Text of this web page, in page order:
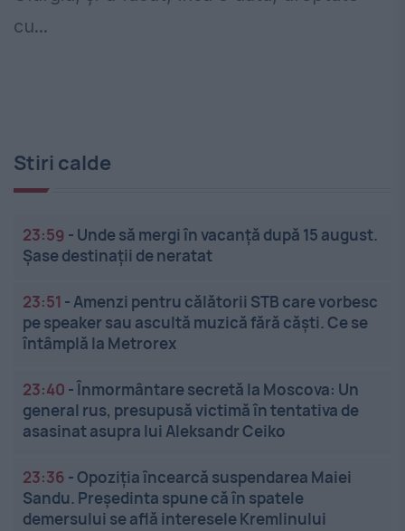
cu...
Stiri calde
23:59 - Unde să mergi în vacanță după 15 august.
Șase destinații de neratat
23:51 -Amenzi pentru călătorii STB care vorbesc
pe speaker sau ascultă muzică fără căști. Ce se
întâmplă la Metrorex
23:40 -Înmormântare secretă la Moscova: Un
general rus, presupusă victimă în tentativa de
asasinat asupra lui Aleksandr Ceiko
23:36 -Opoziția încearcă suspendarea Maiei
Sandu. Președinta spune că în spatele
demersului se află interesele Kremlinului